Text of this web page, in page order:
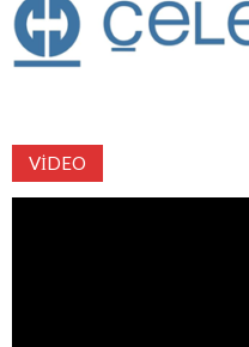
VIDEO